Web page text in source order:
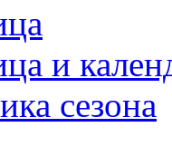
и
сезона